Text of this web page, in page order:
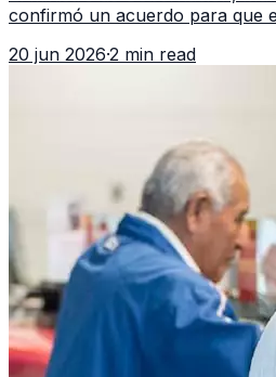
confirmó un acuerdo para que
fallido con la administración
20 jun 2026·2 min read